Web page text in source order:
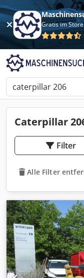
Gratis im Store
Caterpillar
Filter
Alle Filter